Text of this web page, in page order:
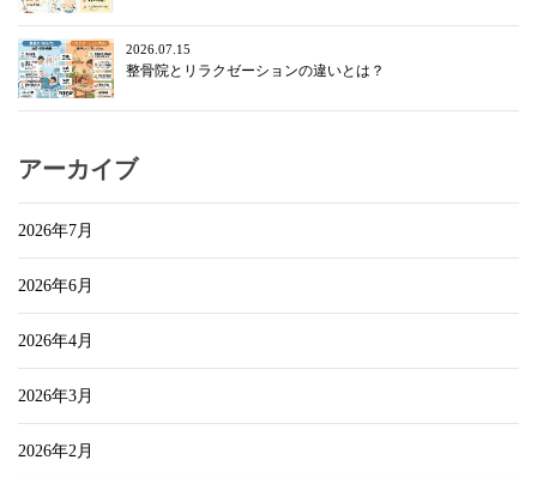
2026.07.15
整骨院とリラクゼーションの違いとは？
アーカイブ
2026年7月
2026年6月
2026年4月
2026年3月
2026年2月